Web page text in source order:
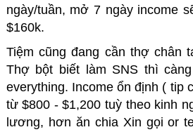
ngày/tuần, mở 7 ngày income
$160k.
Tiệm cũng đang cần thợ chân
Thợ bột biết làm SNS thì
everything. Income ổn định ( tip
từ $800 - $1,200 tuỳ theo kinh
lương, hơn ăn chia Xin gọi or